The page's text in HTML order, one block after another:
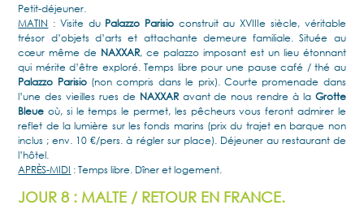
Petit-déjeuner.
MATIN : Visite du Palazzo Parisio construit au XVIIIe siècle, véritable
trésor d’objets d’arts et attachante demeure familiale. Située au
cœur même de NAXXAR, ce palazzo imposant est un lieu étonnant
qui mérite d’être exploré. Temps libre pour une pause café / thé au
Palazzo Parisio(non compris dans le prix). Courte promenade dans
l’une des vieilles rues de NAXXARavant de nous rendre à la Grotte
Bleue où, si le temps le permet, les pêcheurs vous feront admirer le
reflet de la lumière sur les fonds marins (prix du trajet en barque non
inclus ; env. 10 €/pers. à régler sur place). Déjeuner au restaurant de
l’hôtel.
APRÈS-MIDI : Temps libre. Dîner et logement.
JOUR 8 : MALTE / RETOUR EN FRANCE.